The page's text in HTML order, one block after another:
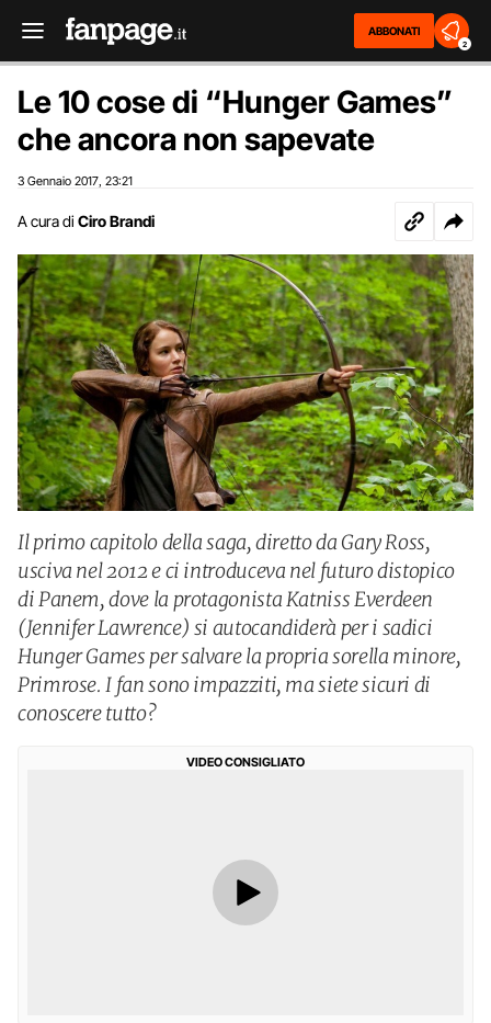
ABBONATI
2
Le 10 cose di “Hunger Games”
che ancora non sapevate
3 Gennaio 2017 23:21
A cura di Ciro Brandi
Il primo capitolo della saga, diretto da Gary Ross,
usciva nel 2012 e ci introduceva nel futuro distopico
di Panem, dove la protagonista Katniss Everdeen
(Jennifer Lawrence) si autocandiderà per i sadici
Hunger Games per salvare la propria sorella minore,
Primrose. I fan sono impazziti, ma siete sicuri di
conoscere tutto?
VIDEO CONSIGLIATO